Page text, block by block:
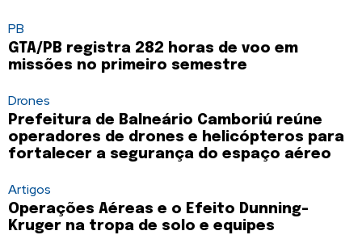
PB
GTA/PB registra 282 horas de voo em
missões no primeiro semestre
Drones
Prefeitura de Balneário Camboriú reúne
operadores de drones e helicópteros para
fortalecer a segurança do espaço aéreo
Artigos
Operações Aéreas e o Efeito Dunning-
Kruger na tropa de solo e equipes